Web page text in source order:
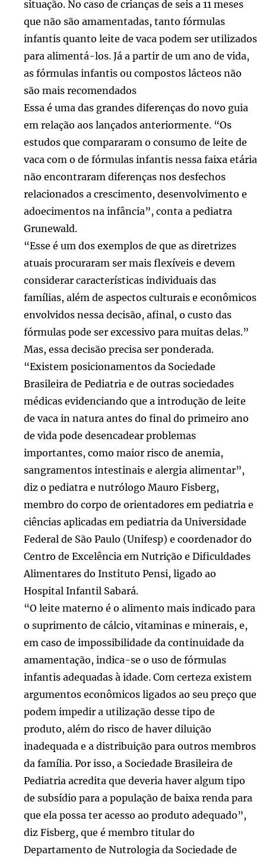
situação. No caso de crianças de seis a 11 meses
que não são amamentadas, tanto fórmulas
infantis quanto leite de vaca podem ser utilizados
para alimentá-los. Já a partir de um ano de vida,
as fórmulas infantis ou compostos lácteos não
são mais recomendados
Essa é uma das grandes diferenças do novo guia
em relação aos lançados anteriormente. “Os
estudos que compararam o consumo de leite de
vaca com o de fórmulas infantis nessa faixa etária
não encontraram diferenças nos desfechos
relacionados a crescimento, desenvolvimento e
adoecimentos na infância”, conta a pediatra
Grunewald.
“Esse é um dos exemplos de que as diretrizes
atuais procuraram ser mais flexíveis e devem
considerar características individuais das
famílias, além de aspectos culturais e econômicos
envolvidos nessa decisão, afinal, o custo das
fórmulas pode ser excessivo para muitas delas.”
Mas, essa decisão precisa ser ponderada.
“Existem posicionamentos da Sociedade
Brasileira de Pediatria e de outras sociedades
médicas evidenciando que a introdução de leite
de vaca in natura antes do final do primeiro ano
de vida pode desencadear problemas
importantes, como maior risco de anemia,
sangramentos intestinais e alergia alimentar”,
diz o pediatra e nutrólogo Mauro Fisberg,
membro do corpo de orientadores em pediatria e
ciências aplicadas em pediatria da Universidade
Federal de São Paulo (Unifesp) e coordenador do
Centro de Excelência em Nutrição e Dificuldades
Alimentares do Instituto Pensi, ligado ao
Hospital Infantil Sabará.
“O leite materno é o alimento mais indicado para
o suprimento de cálcio, vitaminas e minerais, e,
em caso de impossibilidade da continuidade da
amamentação, indica-se o uso de fórmulas
infantis adequadas à idade. Com certeza existem
argumentos econômicos ligados ao seu preço que
podem impedir a utilização desse tipo de
produto, além do risco de haver diluição
inadequada e a distribuição para outros membros
da família. Por isso, a Sociedade Brasileira de
Pediatria acredita que deveria haver algum tipo
de subsídio para a população de baixa renda para
que ela possa ter acesso ao produto adequado”,
diz Fisberg, que é membro titular do
Departamento de Nutrologia da Sociedade de